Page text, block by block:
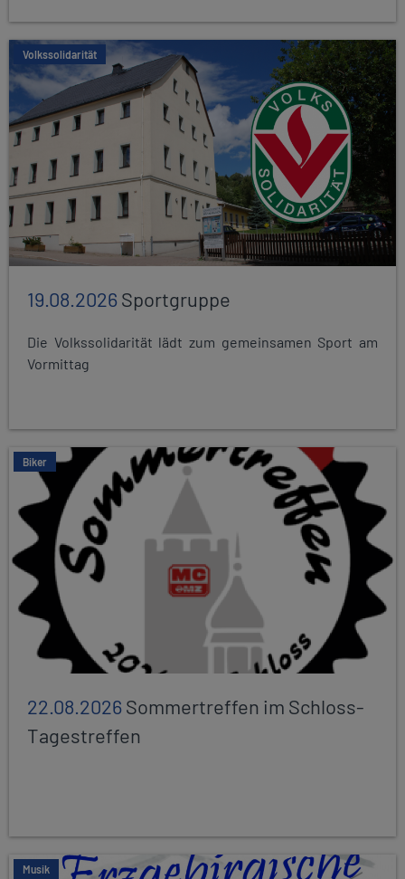
Volkssolidarität
19.08.2026Sportgruppe
Die Volkssolidarität lädt zum gemeinsamen Sport am
Vormittag
Biker
22.08.2026Sommertreffen im Schloss-
Tagestreffen
Musik